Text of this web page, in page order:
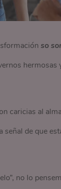
so
caricias al
de que
no lo